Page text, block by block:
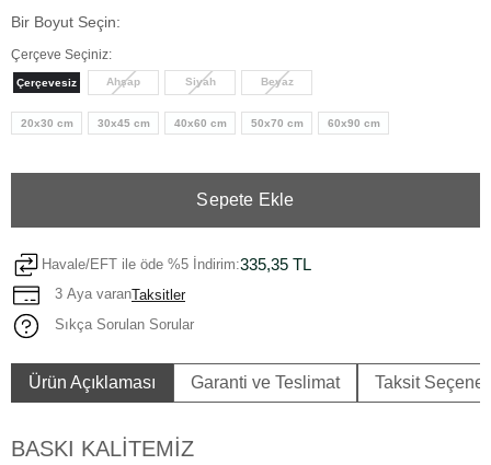
Bir Boyut Seçin:
Çerçeve Seçiniz:
Çerçevesiz Ahşap Siyah Beyaz
20x30 cm 30x45 cm 40x60 cm 50x70 cm 60x90 cm
Sepete Ekle
Havale/EFT ile öde %5 İndirim:335,35 TL
3 Aya varanTaksitler
Sıkça Sorulan Sorular
Ürün Açıklaması Garanti ve Teslimat Taksit
BASKI KALİTEMİZ